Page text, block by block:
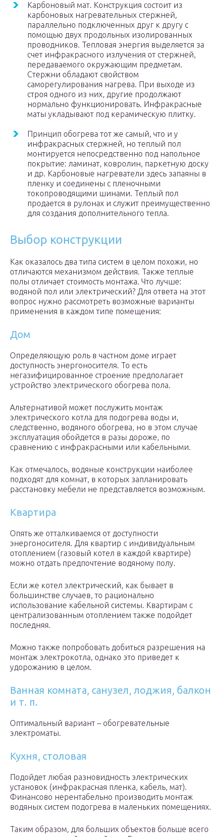
Карбоновый мат. Конструкция состоит из
карбоновых нагревательных стержней,
параллельно подключенных друг к другу с
помощью двух продольных изолированных
проводников. Тепловая энергия выделяется за
счет инфракрасного излучения от стержней,
передаваемого окружающим предметам.
Стержни обладают свойством
саморегулирования нагрева. При выходе из
строя одного из них, другие продолжают
нормально функционировать. Инфракрасные
маты укладывают под керамическую плитку.
Принцип обогрева тот же самый, что и у
инфракрасных стержней, но теплый пол
монтируется непосредственно под напольное
покрытие: ламинат, ковролин, паркетную доску
и др. Карбоновые нагреватели здесь запаяны в
пленку и соединены с пленочными
токопроводящими шинами. Теплый пол
продается в рулонах и служит преимущественно
для создания дополнительного тепла.
Выбор конструкции
Как оказалось два типа систем в целом похожи, но
отличаются механизмом действия. Также теплые
полы отличает стоимость монтажа. Что лучше:
водяной пол или электрический? Для ответа на этот
вопрос нужно рассмотреть возможные варианты
применения в каждом типе помещения:
Дом
Определяющую роль в частном доме играет
доступность энергоносителя. То есть
негазифицированное строение предполагает
устройство электрического обогрева пола.
Альтернативой может послужить монтаж
электрического котла для подогрева воды и,
следственно, водяного обогрева, но в этом случае
эксплуатация обойдется в разы дороже, по
сравнению с инфракрасными или кабельными.
Как отмечалось, водяные конструкции наиболее
подходят для комнат, в которых запланировать
расстановку мебели не представляется возможным.
Квартира
Опять же отталкиваемся от доступности
энергоносителя. Для квартир с индивидуальным
отоплением (газовый котел в каждой квартире)
можно отдать предпочтение водяному полу.
Если же котел электрический, как бывает в
большинстве случаев, то рационально
использование кабельной системы. Квартирам с
централизованным отоплением также подойдет
последняя.
Можно также попробовать добиться разрешения на
монтаж электрокотла, однако это приведет к
удорожанию в целом.
Ванная комната, санузел, лоджия, балкон
и т. п.
Оптимальный вариант – обогревательные
электроматы.
Кухня, столовая
Подойдет любая разновидность электрических
установок (инфракрасная пленка, кабель, мат).
Финансово нерентабельно производить монтаж
водяных систем подогрева в маленьких помещениях.
Таким образом, для больших объектов больше всего